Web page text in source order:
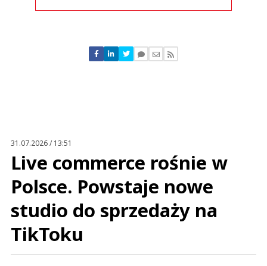
Nie znaleziono komentarzy
Zostaw swoje komentarze
31.07.2026 / 13:51
Live commerce rośnie w
Polsce. Powstaje nowe
studio do sprzedaży na
TikToku